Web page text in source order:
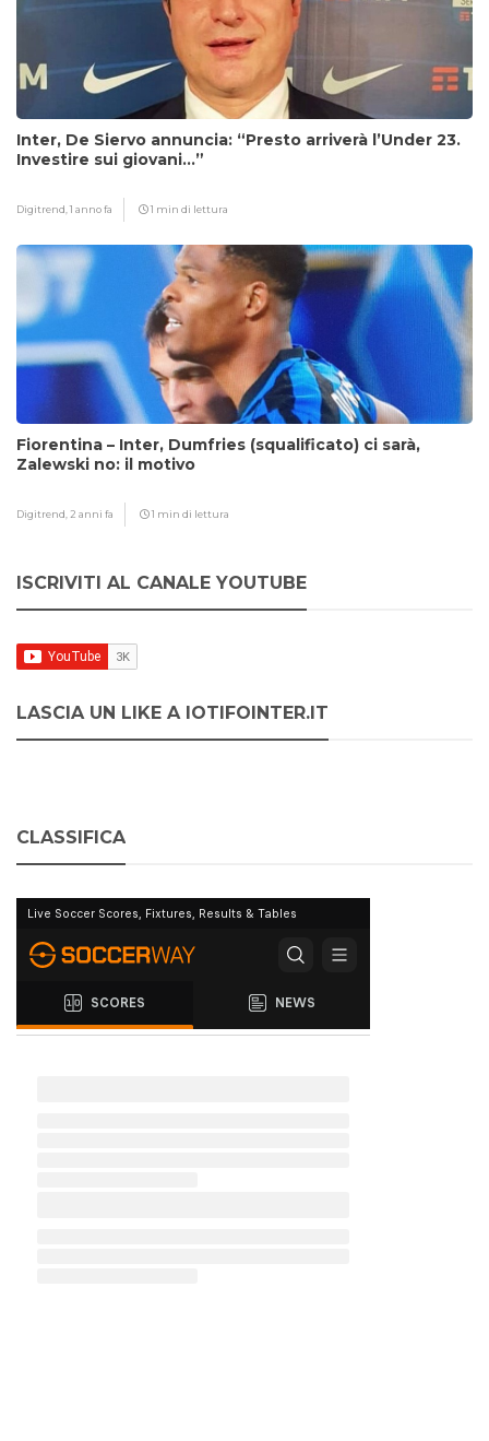
Inter, De Siervo annuncia: “Presto arriverà l’Under 23.
Investire sui giovani…”
Digitrend,1 anno fa 1 min di lettura
Fiorentina – Inter, Dumfries (squalificato) ci sarà,
Zalewski no: il motivo
Digitrend, 2 anni fa 1 min di lettura
ISCRIVITI AL CANALE YOUTUBE
LASCIA UN LIKE A IOTIFOINTER.IT
CLASSIFICA